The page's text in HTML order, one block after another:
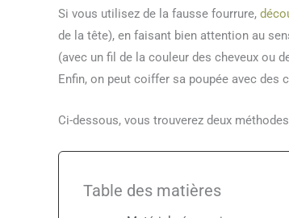
Si vous utilisez de la fausse fourrure,
de la tête), en faisant bien attention au
(avec un fil de la couleur des cheveux ou
Enfin, on peut coiffer sa poupée avec des
Ci-dessous, vous trouverez deux
Table des matières